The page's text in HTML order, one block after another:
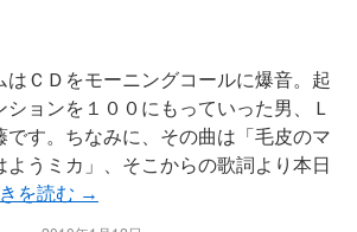
はＣＤをモーニングコールに爆音。起
ションを１００にもっていった男、Ｌ
です。ちなみに、その曲は「毛皮のマ
ようミカ」、そこからの歌詞より本日
を読む →